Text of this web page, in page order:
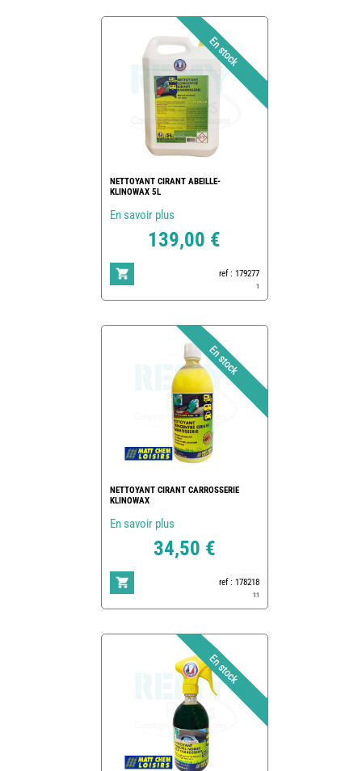
NETTOYANT CIRANT ABEILLE-
KLINOWAX 5L
En savoir plus
139,00 €
ref : 179277
1
NETTOYANT CIRANT CARROSSERIE
KLINOWAX
En savoir plus
34,50 €
ref : 178218
11